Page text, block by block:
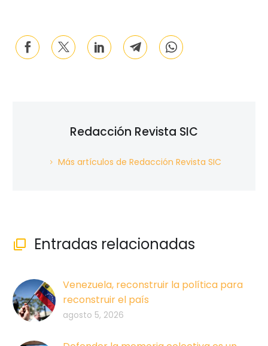
Redacción Revista SIC
Más artículos de Redacción Revista SIC
 Entradas relacionadas
Venezuela, reconstruir la política para
reconstruir el país
agosto 5, 2026